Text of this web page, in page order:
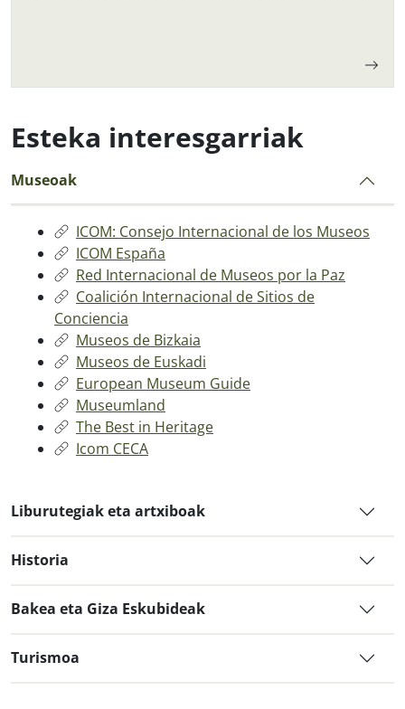
Esteka interesgarriak
Museoak
ICOM: Consejo Internacional de los Museos
ICOM España
Red Internacional de Museos por la Paz
Coalición Internacional de Sitios de
Conciencia
Museos de Bizkaia
Museos de Euskadi
European Museum Guide
Museumland
The Best in Heritage
Icom CECA
Liburutegiak eta artxiboak
Historia
Bakea eta Giza Eskubideak
Turismoa